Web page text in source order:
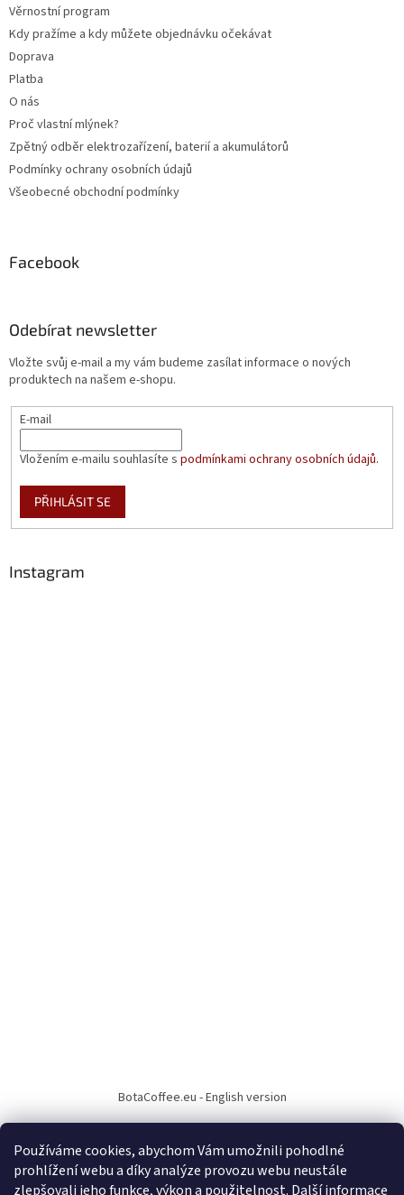
Používáme cookies, abychom Vám umožnili pohodlné
prohlížení webu a díky analýze provozu webu neustále
zlepšovali jeho funkce, výkon a použitelnost. Další informace
Věrnostní program
Kdy pražíme a kdy můžete objednávku očekávat
Doprava
Platba
O nás
Proč vlastní mlýnek?
Zpětný odběr elektrozařízení, baterií a akumulátorů
Podmínky ochrany osobních údajů
Všeobecné obchodní podmínky
Facebook
Odebírat newsletter
Vložte svůj e-mail a my vám budeme zasílat informace o nových
produktech na našem e-shopu.
E-mail
Vložením e-mailu souhlasíte s podmínkami ochrany osobních údajů.
PŘIHLÁSIT SE
Instagram
BotaCoffee.eu - English version